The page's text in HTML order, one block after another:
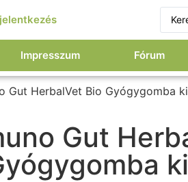
Impresszum Fórum
Gut HerbalVet Bio Gyógygomba
Gut